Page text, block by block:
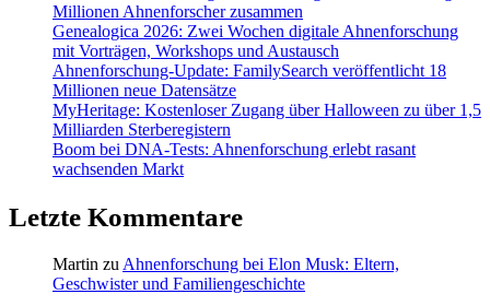
Millionen Ahnenforscher zusammen
Genealogica 2026: Zwei Wochen digitale Ahnenforschung
mit Vorträgen, Workshops und Austausch
Ahnenforschung-Update: FamilySearch veröffentlicht 18
Millionen neue Datensätze
MyHeritage: Kostenloser Zugang über Halloween zu über 1,5
Milliarden Sterberegistern
Boom bei DNA-Tests: Ahnenforschung erlebt rasant
wachsenden Markt
Letzte Kommentare
Martin zuAhnenforschung bei Elon Musk: Eltern,
Geschwister und Familiengeschichte